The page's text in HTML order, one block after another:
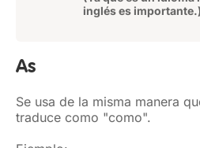
inglés es importante.)
As
Se usa de la misma manera
traduce como "como".